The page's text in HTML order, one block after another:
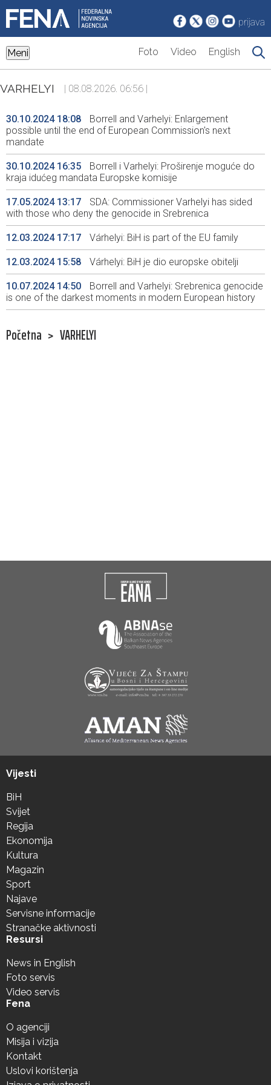
prijava
Meni Foto Video English
VARHELYI | 08.08.2026. 06:56 |
30.10.2024 18:08
Borrell and Varhelyi: Enlargement
possible until the end of European Commission's next
mandate
30.10.2024 16:35
Borrell i Varhelyi: Proširenje moguće do
kraja idućeg mandata Europske komisije
17.05.2024 13:17
SDA: Commissioner Varhelyi has sided
with those who deny the genocide in Srebrenica
12.03.2024 17:17 Várhelyi: BiH is part of the EU family
12.03.2024 15:58 Várhelyi: BiH je dio europske obitelji
10.07.2024 14:50
Borrell and Varhelyi: Srebrenica genocide
is one of the darkest moments in modern European history
Početna > VARHELYI
Vijesti
BiH
Svijet
Regija
Ekonomija
Kultura
Magazin
Sport
Najave
Servisne informacije
Stranačke aktivnosti
Resursi
News in English
Foto servis
Video servis
Fena
O agenciji
Misija i vizija
Kontakt
Uslovi korištenja